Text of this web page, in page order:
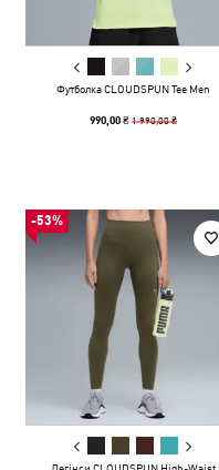
Футболка CLOUDSPUN Tee Men
990,00 ₴ 1 990,00 ₴
-53%